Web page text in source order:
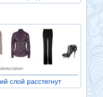
слой расстегнут